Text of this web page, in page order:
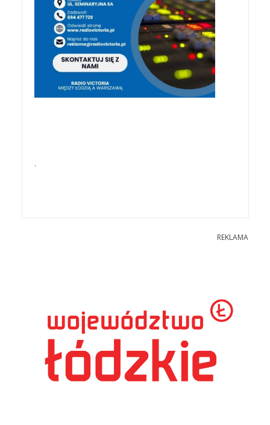
.
REKLAMA